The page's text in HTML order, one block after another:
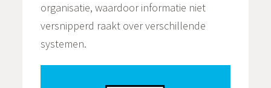
organisatie, waardoor informatie niet
versnipperd raakt over verschillende
systemen.